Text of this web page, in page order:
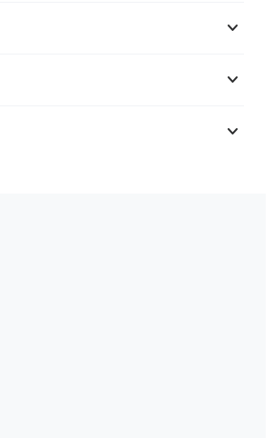
keyboard_arrow_down
keyboard_arrow_down
keyboard_arrow_down